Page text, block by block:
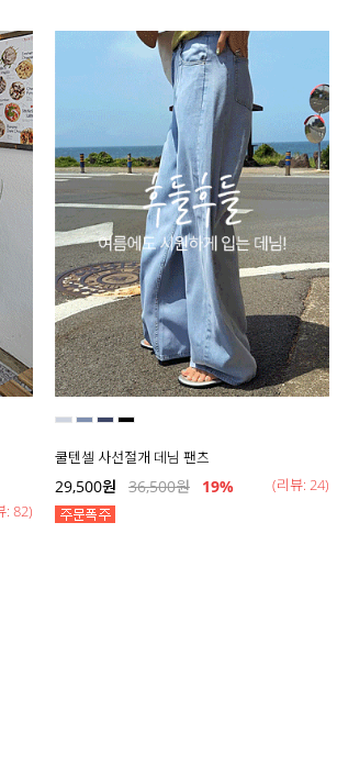
: 82)
쿨텐셀 사선절개 데님 팬츠
29,500원 36,500원 19% (리뷰: 24)